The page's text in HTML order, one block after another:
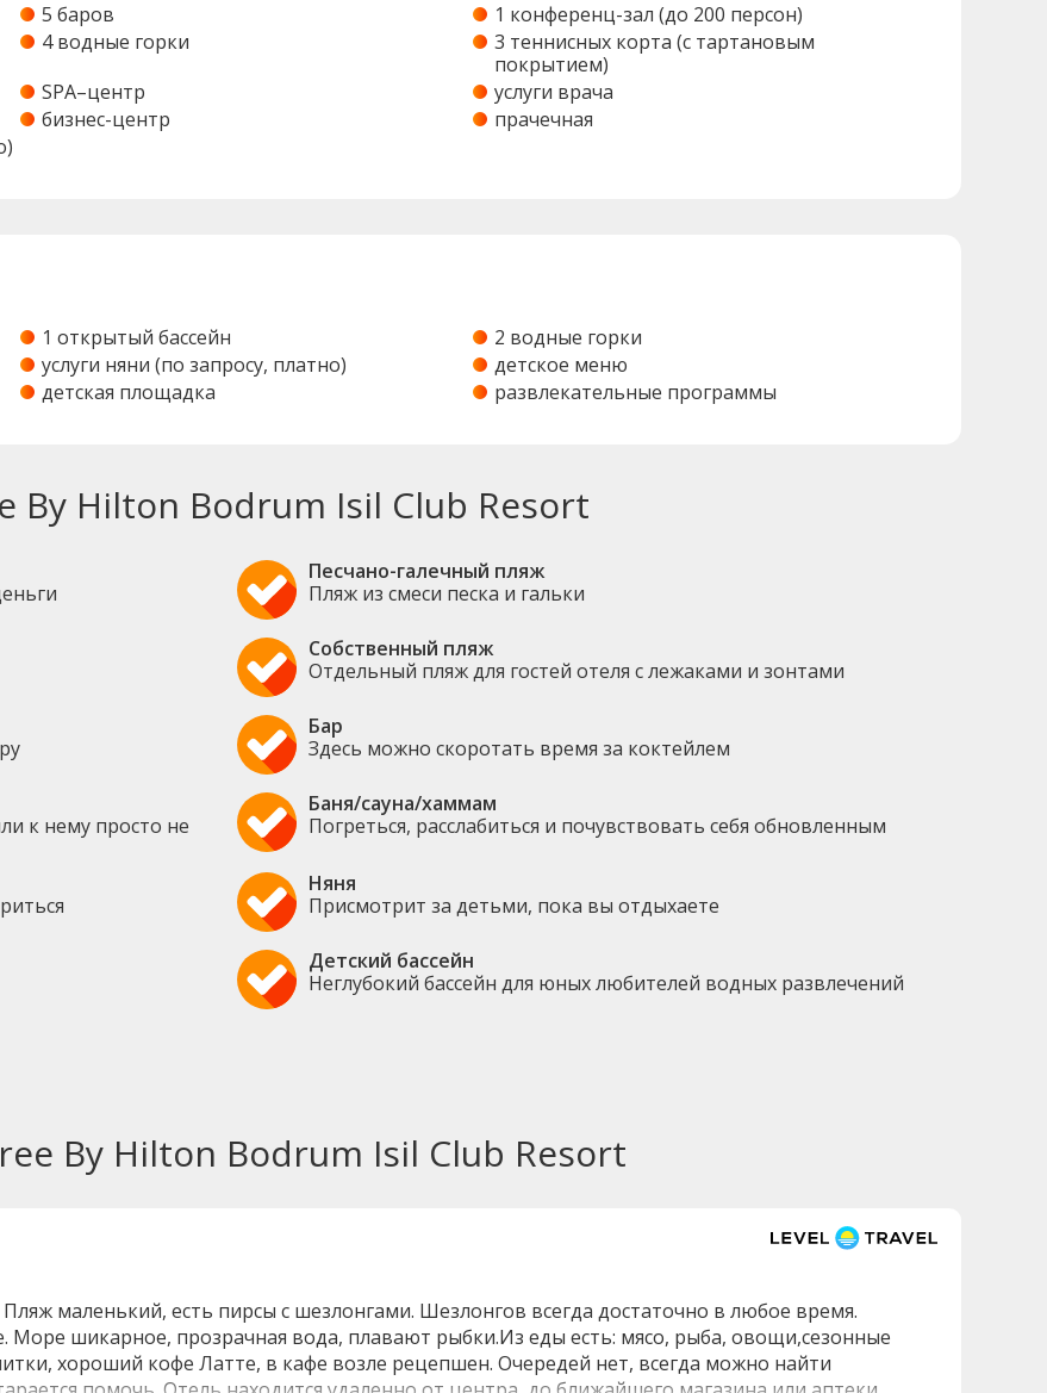
5 баров
1 конференц-зал (до 200 персон)
4 водные горки
3 теннисных корта (с тартановым
покрытием)
SPA–центр
услуги врача
бизнес-центр
прачечная
1 открытый бассейн
2 водные горки
услуги няни (по запросу, платно)
детское меню
детская площадка развлекательные программы
By Hilton Bodrum Isil Club Resort
Песчано-галечный пляж
Пляж из смеси песка и гальки
Собственный пляж
Отдельный пляж для гостей отеля с лежаками и зонтами
Бар
Здесь можно скоротать время за коктейлем
к нему просто не
Баня/сауна/хаммам
Погреться, расслабиться и почувствовать себя обновленным
Няня
Присмотрит за детьми, пока вы отдыхаете
Детский бассейн
Неглубокий бассейн для юных любителей водных развлечений
By Hilton Bodrum Isil Club Resort
маленький, есть пирсы с шезлонгами. Шезлонгов всегда достаточно в любое время.
Море шикарное, прозрачная вода, плавают рыбки.Из еды есть: мясо, рыба, овощи,сезонные
хороший кофе Латте, в кафе возле рецепшен. Очередей нет, всегда можно найти